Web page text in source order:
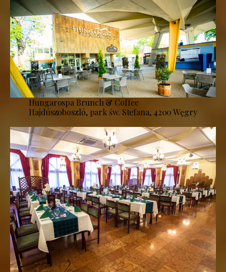
Hungarospa Brunch & Coffee
Hajdúszoboszló, park św. Stefana, 4200 Węgry